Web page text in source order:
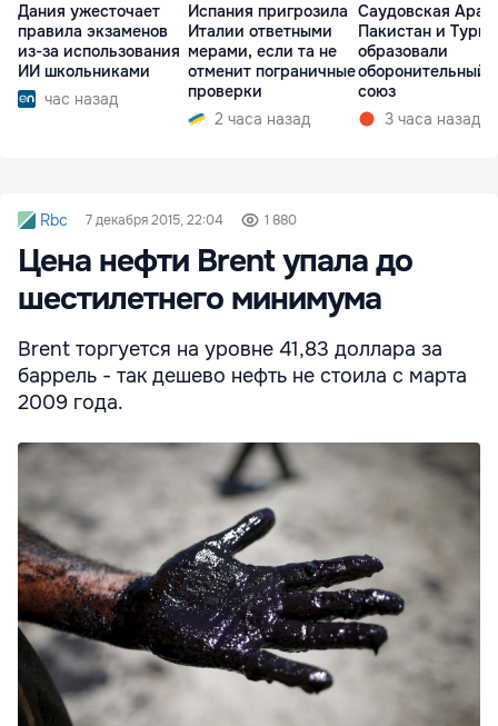
Дания ужесточает
правила экзаменов
из-за использования
ИИ школьниками
час назад
Испания пригрозила
Италии ответными
мерами, если та не
отменит пограничные
проверки
2 часа назад
Саудовская
Пакистан и
образовали
оборонительный
союз
3 часа назад
Rbc 7 декабря 2015, 22:04 1 880
Цена нефти Brent упала до
шестилетнего минимума
Brent торгуется на уровне 41,83 доллара за
баррель - так дешево нефть не стоила с марта
2009 года.